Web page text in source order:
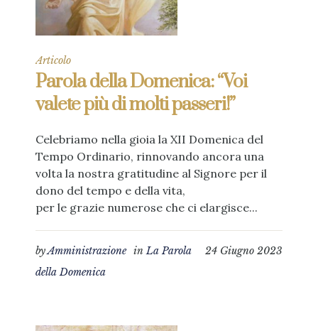
Articolo
Parola della Domenica: “Voi
valete più di molti passeri!”
Celebriamo nella gioia la XII Domenica del
Tempo Ordinario, rinnovando ancora una
volta la nostra gratitudine al Signore per il
dono del tempo e della vita,
per le grazie numerose che ci elargisce...
24 Giugno 2023
byAmministrazione inLa Parola
della Domenica